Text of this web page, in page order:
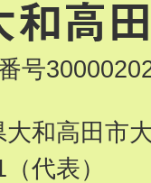
号
和高田市
代表）